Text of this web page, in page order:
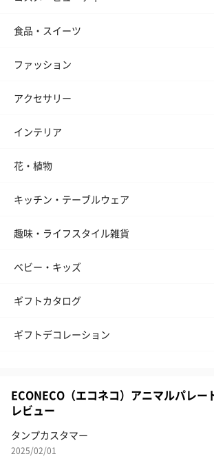
食品・スイーツ
ファッション
アクセサリー
インテリア
花・植物
キッチン・テーブルウェア
趣味・ライフスタイル雑貨
ベビー・キッズ
ギフトカタログ
ギフトデコレーション
ECONECO（エコネコ）アニマルパレー
レビュー
タンプカスタマー
2025/02/01